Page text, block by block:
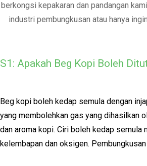
berkongsi kepakaran dan pandangan
industri pembungkusan atau hanya
S1: Apakah Beg Kopi Boleh
Beg kopi boleh kedap semula dengan
yang membolehkan gas yang dihasilkan
dan aroma kopi. Ciri boleh kedap
kelembapan dan oksigen.